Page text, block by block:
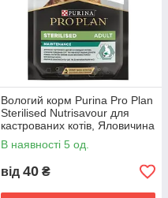
Вологий корм Purina Pro Plan
Sterilised Nutrisavour для
кастрованих котів, Яловичина
85 г (7613036092883)
В наявності 5 од.
від 40 ₴